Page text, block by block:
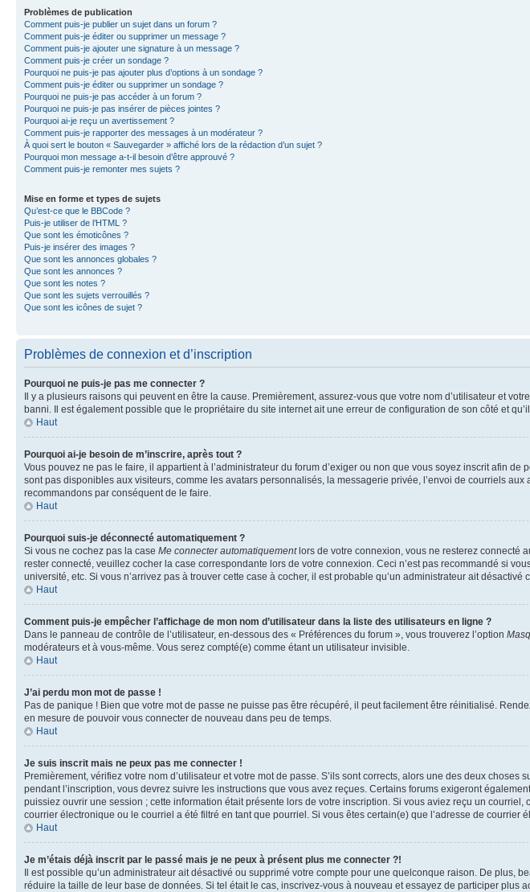
Problèmes de publication
Comment puis-je publier un sujet dans un forum ?
Comment puis-je éditer ou supprimer un message ?
Comment puis-je ajouter une signature à un message ?
Comment puis-je créer un sondage ?
Pourquoi ne puis-je pas ajouter plus d’options à un sondage ?
Comment puis-je éditer ou supprimer un sondage ?
Pourquoi ne puis-je pas accéder à un forum ?
Pourquoi ne puis-je pas insérer de pièces jointes ?
Pourquoi ai-je reçu un avertissement ?
Comment puis-je rapporter des messages à un modérateur ?
À quoi sert le bouton « Sauvegarder » affiché lors de la rédaction d’un sujet ?
Pourquoi mon message a-t-il besoin d’être approuvé ?
Comment puis-je remonter mes sujets ?
Mise en forme et types de sujets
Qu’est-ce que le BBCode ?
Puis-je utiliser de l’HTML ?
Que sont les émoticônes ?
Puis-je insérer des images ?
Que sont les annonces globales ?
Que sont les annonces ?
Que sont les notes ?
Que sont les sujets verrouillés ?
Que sont les icônes de sujet ?
Problèmes de connexion et d’inscription
Pourquoi ne puis-je pas me connecter ?
Il y a plusieurs raisons qui peuvent en être la cause. Premièrement, assurez-vous que votre nom d’utilisateur et
banni. Il est également possible que le propriétaire du site internet ait une erreur de configuration de son côté et
Haut
Pourquoi ai-je besoin de m’inscrire, après tout ?
Vous pouvez ne pas le faire, il appartient à l’administrateur du forum d’exiger ou non que vous soyez inscrit afin
sont pas disponibles aux visiteurs, comme les avatars personnalisés, la messagerie privée, l’envoi de courriels
recommandons par conséquent de le faire.
Haut
Pourquoi suis-je déconnecté automatiquement ?
Si vous ne cochez pas la case Me connecter automatiquementlors de votre connexion, vous ne resterez connecté
rester connecté, veuillez cocher la case correspondante lors de votre connexion. Ceci n’est pas recommandé si
université, etc. Si vous n’arrivez pas à trouver cette case à cocher, il est probable qu’un administrateur ait désactivé
Haut
Comment puis-je empêcher l’affichage de mon nom d’utilisateur dans la liste des utilisateurs en ligne ?
Dans le panneau de contrôle de l’utilisateur, en-dessous des « Préférences du forum », vous trouverez l’option
modérateurs et à vous-même. Vous serez compté(e) comme étant un utilisateur invisible.
Haut
J’ai perdu mon mot de passe !
Pas de panique ! Bien que votre mot de passe ne puisse pas être récupéré, il peut facilement être réinitialisé.
en mesure de pouvoir vous connecter de nouveau dans peu de temps.
Haut
Je suis inscrit mais ne peux pas me connecter !
Premièrement, vérifiez votre nom d’utilisateur et votre mot de passe. S’ils sont corrects, alors une des deux
pendant l’inscription, vous devrez suivre les instructions que vous avez reçues. Certains forums exigeront
puissiez ouvrir une session ; cette information était présente lors de votre inscription. Si vous aviez reçu un
courrier électronique ou le courriel a été filtré en tant que pourriel. Si vous êtes certain(e) que l’adresse de
Haut
Je m’étais déjà inscrit par le passé mais je ne peux à présent plus me connecter ?!
Il est possible qu’un administrateur ait désactivé ou supprimé votre compte pour une quelconque raison. De
réduire la taille de leur base de données. Si tel était le cas, inscrivez-vous à nouveau et essayez de participer plus